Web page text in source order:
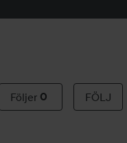
Följer 0 FÖLJ